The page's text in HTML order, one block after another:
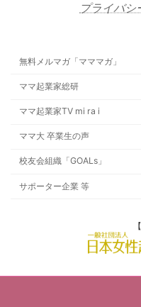
プライバシ
無料メルマガ「マママガ」
ママ起業家総研
ママ起業家TV mi ra i
ママ大 卒業生の声
校友会組織「GOALs」
サポーター企業 等